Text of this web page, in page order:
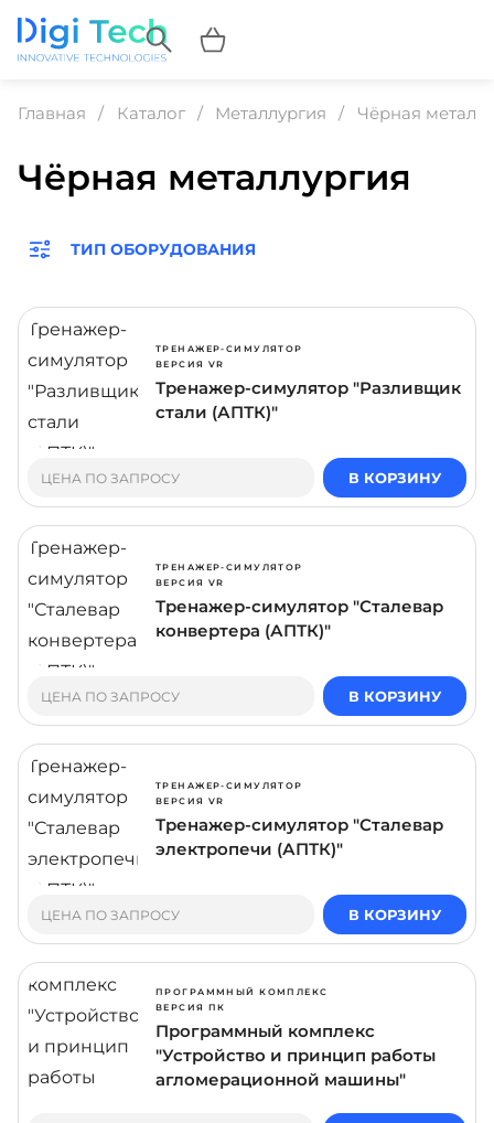
Главная Каталог Металлургия Чёрная
Чёрная металлургия
ТИП ОБОРУДОВАНИЯ
ТРЕНАЖЕР-СИМУЛЯТОР
ВЕРСИЯ VR
Тренажер-симулятор "Разливщик
стали (АПТК)"
ЦЕНА ПО ЗАПРОСУ В КОРЗИНУ
ТРЕНАЖЕР-СИМУЛЯТОР
ВЕРСИЯ VR
Тренажер-симулятор "Сталевар
конвертера (АПТК)"
ЦЕНА ПО ЗАПРОСУ В КОРЗИНУ
ТРЕНАЖЕР-СИМУЛЯТОР
ВЕРСИЯ VR
Тренажер-симулятор "Сталевар
электропечи (АПТК)"
ЦЕНА ПО ЗАПРОСУ В КОРЗИНУ
ПРОГРАММНЫЙ КОМПЛЕКС
ВЕРСИЯ ПК
Программный комплекс
"Устройство и принцип работы
агломерационной машины"